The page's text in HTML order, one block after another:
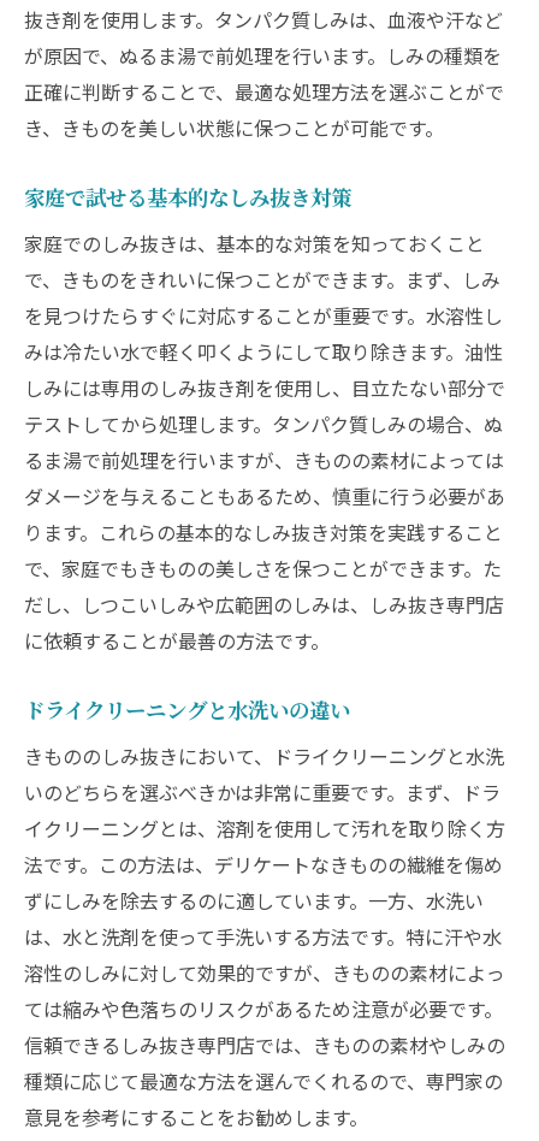
きものしみ抜き技術の秘密プロのアプローチで
驚きの効果
プロが使用する特殊な薬剤とは
伝統技術と最新技術の融合
きものの材質に応じた対策
温度管理の重要性
プロが教える日頃のケア方法
しみ抜き専門店の技術紹介繊維を傷つけない伝
統技法とは
江戸時代から続く伝統技法とは
現代の技術との違いと融合
繊維を守るための工夫
職人技と最新設備の使用例
しみ抜き専門店の工程紹介
特殊なしみの処理方法
グまでのトータルケア
しみ抜き前後のクリーニングの重要性
補修作業としみ抜きの関係
長期保管時のケア方法
きものの保管方法とその注意点
トータルケアを提供する専門店の選び方
プロのアドバイスを活用する方法
きもののしみ抜き自分でできる対処法と専門店
の使い分け
自宅でできる基本的なしみ抜き方法
家庭用しみ抜き剤の選び方
抜き剤を使用します。タンパク質しみは、血液や汗など
が原因で、ぬるま湯で前処理を行います。しみの種類を
正確に判断することで、最適な処理方法を選ぶことがで
き、きものを美しい状態に保つことが可能です。
家庭で試せる基本的なしみ抜き対策
家庭でのしみ抜きは、基本的な対策を知っておくこと
で、きものをきれいに保つことができます。まず、しみ
を見つけたらすぐに対応することが重要です。水溶性し
みは冷たい水で軽く叩くようにして取り除きます。油性
しみには専用のしみ抜き剤を使用し、目立たない部分で
テストしてから処理します。タンパク質しみの場合、ぬ
るま湯で前処理を行いますが、きものの素材によっては
ダメージを与えることもあるため、慎重に行う必要があ
ります。これらの基本的なしみ抜き対策を実践すること
で、家庭でもきものの美しさを保つことができます。た
だし、しつこいしみや広範囲のしみは、しみ抜き専門店
に依頼することが最善の方法です。
ドライクリーニングと水洗いの違い
きもののしみ抜きにおいて、ドライクリーニングと水洗
いのどちらを選ぶべきかは非常に重要です。まず、ドラ
イクリーニングとは、溶剤を使用して汚れを取り除く方
法です。この方法は、デリケートなきものの繊維を傷め
ずにしみを除去するのに適しています。一方、水洗い
は、水と洗剤を使って手洗いする方法です。特に汗や水
溶性のしみに対して効果的ですが、きものの素材によっ
ては縮みや色落ちのリスクがあるため注意が必要です。
信頼できるしみ抜き専門店では、きものの素材やしみの
種類に応じて最適な方法を選んでくれるので、専門家の
意見を参考にすることをお勧めします。